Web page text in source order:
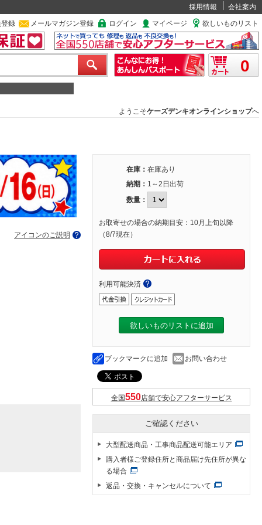
採用情報
会社案内
録 メールマガジン登録 ログイン マイページ 欲しいものリスト
0
ようこそケーズデンキオンラインショップへ
アイコンのご説明
在庫： 在庫あり
納期： 1～2日出荷
数量：
お取寄せの場合の納期目安：10月上旬以降
（8/7現在）
利用可能決済
欲しいものリストに追加
ブックマークに追加 お問い合わせ
全国 店舗で安心アフターサービス
ご確認ください
大型配送商品・工事商品配送可能エリア
購入者様ご登録住所と商品届け先住所が異な
る場合
返品・交換・キャンセルについて